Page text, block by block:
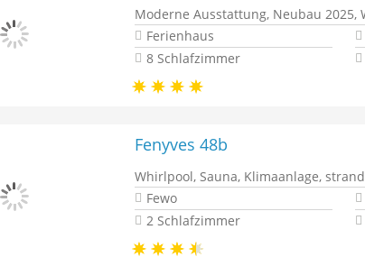
Moderne Ausstattung, Neubau
Ferienhaus
8 Schlafzimmer
Fenyves 48b
Whirlpool, Sauna, Klimaanlage,
Fewo
2 Schlafzimmer